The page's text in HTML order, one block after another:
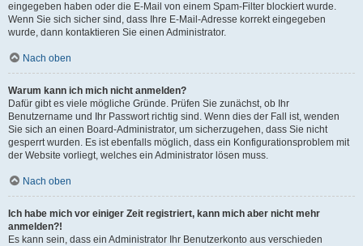
eingegeben haben oder die E-Mail von einem Spam-Filter blockiert wurde.
Wenn Sie sich sicher sind, dass Ihre E-Mail-Adresse korrekt eingegeben
wurde, dann kontaktieren Sie einen Administrator.
Nach oben
Warum kann ich mich nicht anmelden?
Dafür gibt es viele mögliche Gründe. Prüfen Sie zunächst, ob Ihr
Benutzername und Ihr Passwort richtig sind. Wenn dies der Fall ist, wenden
Sie sich an einen Board-Administrator, um sicherzugehen, dass Sie nicht
gesperrt wurden. Es ist ebenfalls möglich, dass ein Konfigurationsproblem mit
der Website vorliegt, welches ein Administrator lösen muss.
Nach oben
Ich habe mich vor einiger Zeit registriert, kann mich aber nicht mehr
anmelden?!
Es kann sein, dass ein Administrator Ihr Benutzerkonto aus verschieden